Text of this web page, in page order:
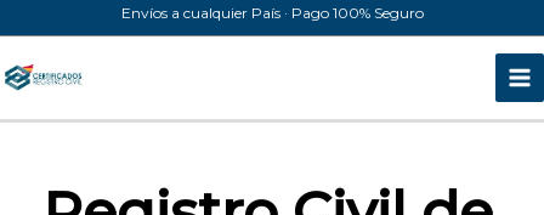
al
contenido
Envíos a cualquier País · Pago 100% Seguro